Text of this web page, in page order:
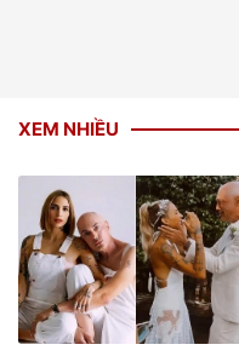
XEM NHIỀU